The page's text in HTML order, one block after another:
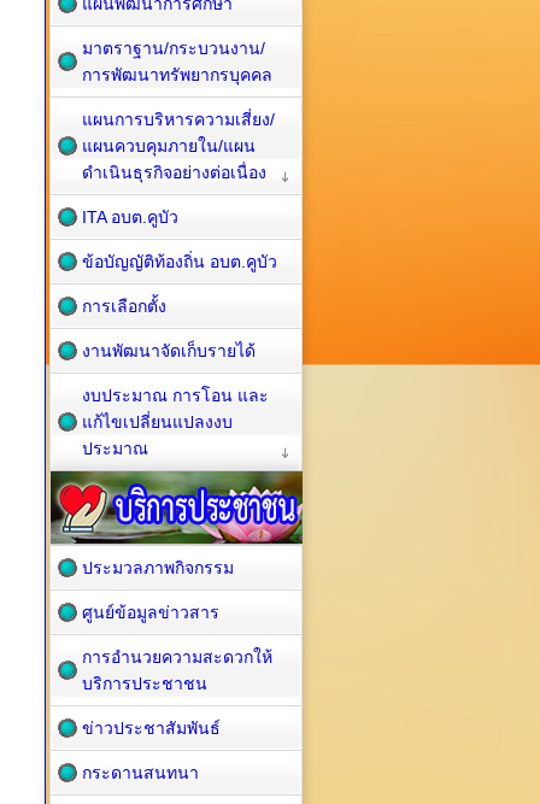
มาตราฐาน/กระบวนงาน/
การพัฒนาทรัพยากรบุคคล
แผนการบริหารความเสี่ยง/
แผนควบคุมภายใน/แผน
ดำเนินธุรกิจอย่างต่อเนื่อง
ITA อบต.คูบัว
ข้อบัญญัติท้องถิ่น อบต.คูบัว
การเลือกตั้ง
งานพัฒนาจัดเก็บรายได้
งบประมาณ การโอน และ
แก้ไขเปลี่ยนแปลงงบ
ประมาณ
ประมวลภาพกิจกรรม
ศูนย์ข้อมูลข่าวสาร
การอำนวยความสะดวกให้
บริการประชาชน
ข่าวประชาสัมพันธ์
กระดานสนทนา